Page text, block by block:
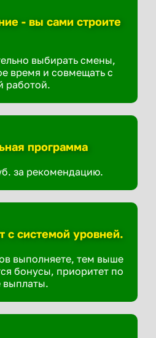
- вы сами строите
выбирать смены,
время и совмещать с
работой.
программа
за рекомендацию.
с системой уровней.
выполняете, тем выше
бонусы, приоритет по
выплаты.